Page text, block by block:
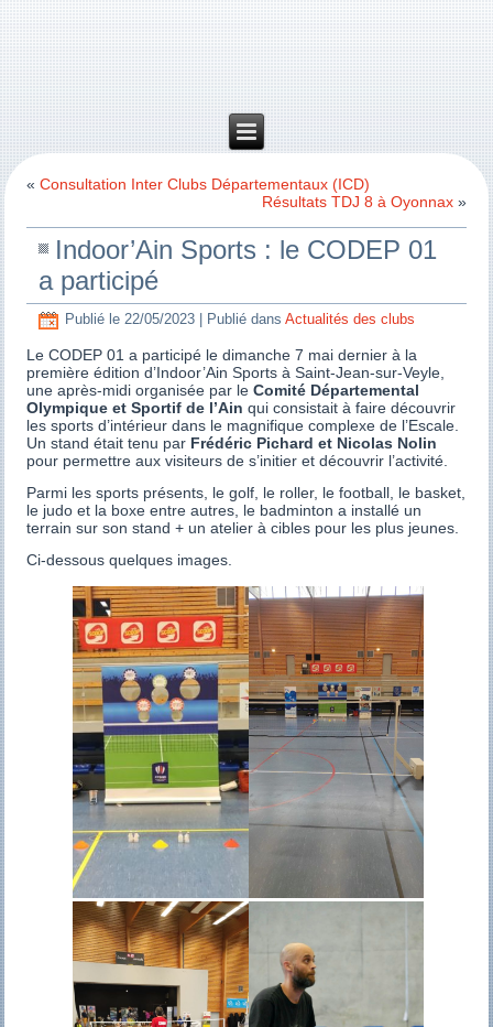
«Consultation Inter Clubs Départementaux (ICD)
Résultats TDJ 8 à Oyonnax»
Indoor’Ain Sports : le CODEP 01
a participé
Publié le 22/05/2023 Publié dans Actualités des clubs
Le CODEP 01 a participé le dimanche 7 mai dernier à la
première édition d’Indoor’Ain Sports à Saint-Jean-sur-Veyle,
une après-midi organisée par leComité Départemental
Olympique et Sportif de l’Ain qui consistait à faire découvrir
les sports d’intérieur dans le magnifique complexe de l’Escale.
Un stand était tenu par Frédéric Pichard et Nicolas Nolin
pour permettre aux visiteurs de s’initier et découvrir l’activité.
Parmi les sports présents, le golf, le roller, le football, le basket,
le judo et la boxe entre autres, le badminton a installé un
terrain sur son stand + un atelier à cibles pour les plus jeunes.
Ci-dessous quelques images.